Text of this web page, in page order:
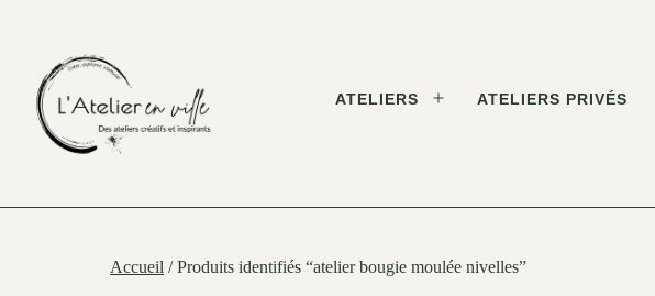
content
en
ATELIERS ATELIERS PRIVÉS
Accueil / Produits identifiés “atelier bougie moulée nivelles”